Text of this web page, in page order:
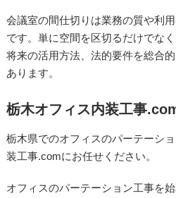
会議室の間仕切りは業務の質や利
です。単に空間を区切るだけでな
将来の活用方法、法的要件を総合
あります。
栃木オフィス内装工事
栃木県でのオフィスのパーテーシ
装工事.comにお任せください。
オフィスのパーテーション工事を